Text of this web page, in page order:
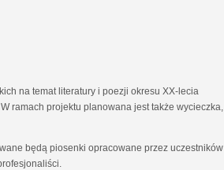
na temat literatury i poezji okresu XX-lecia
ramach projektu planowana jest także wycieczka,
będą piosenki opracowane przez uczestników